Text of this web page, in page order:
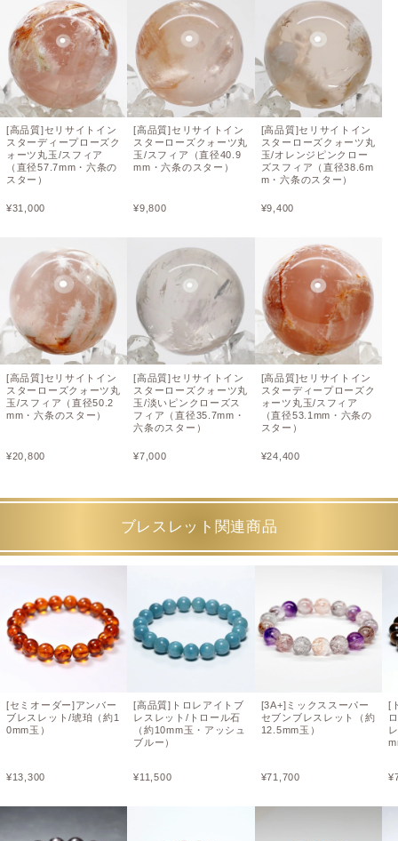
[高品質]セリサイトイン
スターディープローズク
ォーツ丸玉/スフィア
（直径57.7mm・六条の
スター）
¥31,000
[高品質]セリサイトイン
スターローズクォーツ丸
玉/スフィア（直径50.2
mm・六条のスター）
¥20,800
[高品質]セリサイトイン
スターローズクォーツ丸
玉/スフィア（直径40.9
mm・六条のスター）
¥9,800
[高品質]セリサイトイン
スターローズクォーツ丸
玉/淡いピンクローズス
フィア（直径35.7mm・
六条のスター）
¥7,000
[高品質]セリサイトイン
スターローズクォーツ丸
玉/オレンジピンクロー
ズスフィア（直径38.6m
m・六条のスター）
¥9,400
[高品質]セリサイトイン
スターディープローズク
ォーツ丸玉/スフィア
（直径53.1mm・六条の
スター）
¥24,400
ブレスレット関連商品
[セミオーダー]アンバー
ブレスレット/琥珀（約1
0mm玉）
¥13,300
[高品質]トロレアイトブ
レスレット/トロール石
（約10mm玉・アッシュ
ブルー）
¥11,500
[3A+]ミックススーパー
セブンブレスレット（約
12.5mm玉）
¥71,700
[
¥